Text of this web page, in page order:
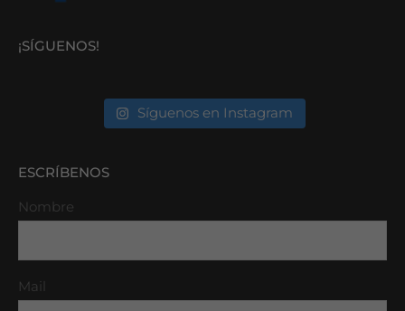
¡SÍGUENOS!
Síguenos en Instagram
ESCRÍBENOS
Nombre
Mail